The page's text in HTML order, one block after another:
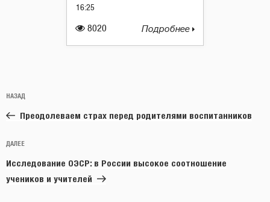
8020
16:25
Подробнее
по
записям
Предыдущая
запись:
НАЗАД
Преодолеваем страх перед родителями воспитанников
Следующая
запись
ДАЛЕЕ
Исследование ОЭСР: в России высокое соотношение
учеников и учителей